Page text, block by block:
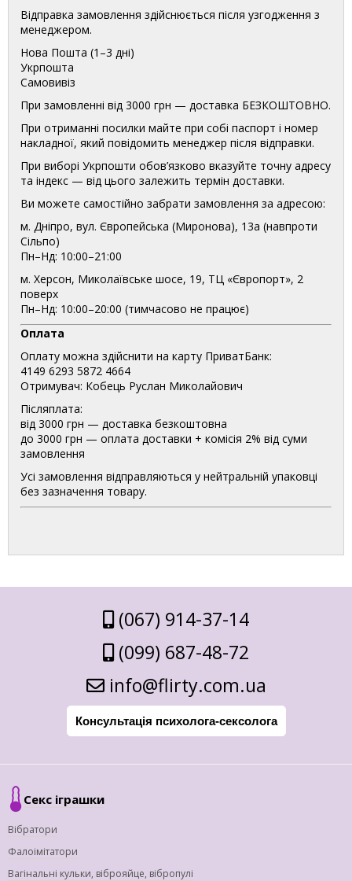
Відправка замовлення здійснюється після узгодження з
менеджером.
Нова Пошта (1–3 дні)
Укрпошта
Самовивіз
При замовленні від 3000 грн — доставка БЕЗКОШТОВНО.
При отриманні посилки майте при собі паспорт і номер
накладної, який повідомить менеджер після відправки.
При виборі Укрпошти обов’язково вказуйте точну адресу
та індекс — від цього залежить термін доставки.
Ви можете самостійно забрати замовлення за адресою:
м. Дніпро, вул. Європейська (Миронова), 13а (навпроти
Сільпо)
Пн–Нд: 10:00–21:00
м. Херсон, Миколаївське шосе, 19, ТЦ «Європорт», 2
поверх
Пн–Нд: 10:00–20:00 (тимчасово не працює)
Оплата
Оплату можна здійснити на карту ПриватБанк:
4149 6293 5872 4664
Отримувач: Кобець Руслан Миколайович
Післяплата:
від 3000 грн — доставка безкоштовна
до 3000 грн — оплата доставки + комісія 2% від суми
замовлення
Усі замовлення відправляються у нейтральній упаковці
без зазначення товару.
(067) 914-37-14
(099) 687-48-72
info@flirty.com.ua
Консультація психолога-сексолога
Секс іграшки
Вібратори
Фалоімітатори
Вагінальні кульки, віброяйце, вібропулі